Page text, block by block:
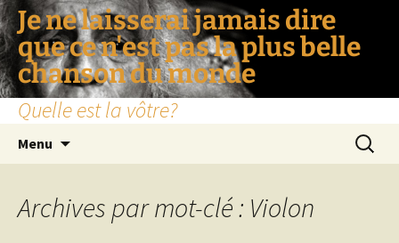
Je ne laisserai jamais dire
que ce n'est pas la plus belle
chanson du monde
Quelle est la vôtre?
Menu
Archives par mot-clé : Violon